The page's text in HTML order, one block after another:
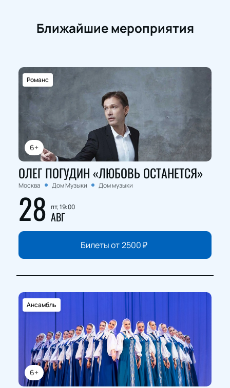
Ближайшие мероприятия
6+
Романс
ОЛЕГ ПОГУДИН «ЛЮБОВЬ ОСТАНЕТСЯ»
Москва Дом Музыки Дом музыки
28 пт, 19:00
АВГ
Билеты от2500₽
6+
Ансамбль